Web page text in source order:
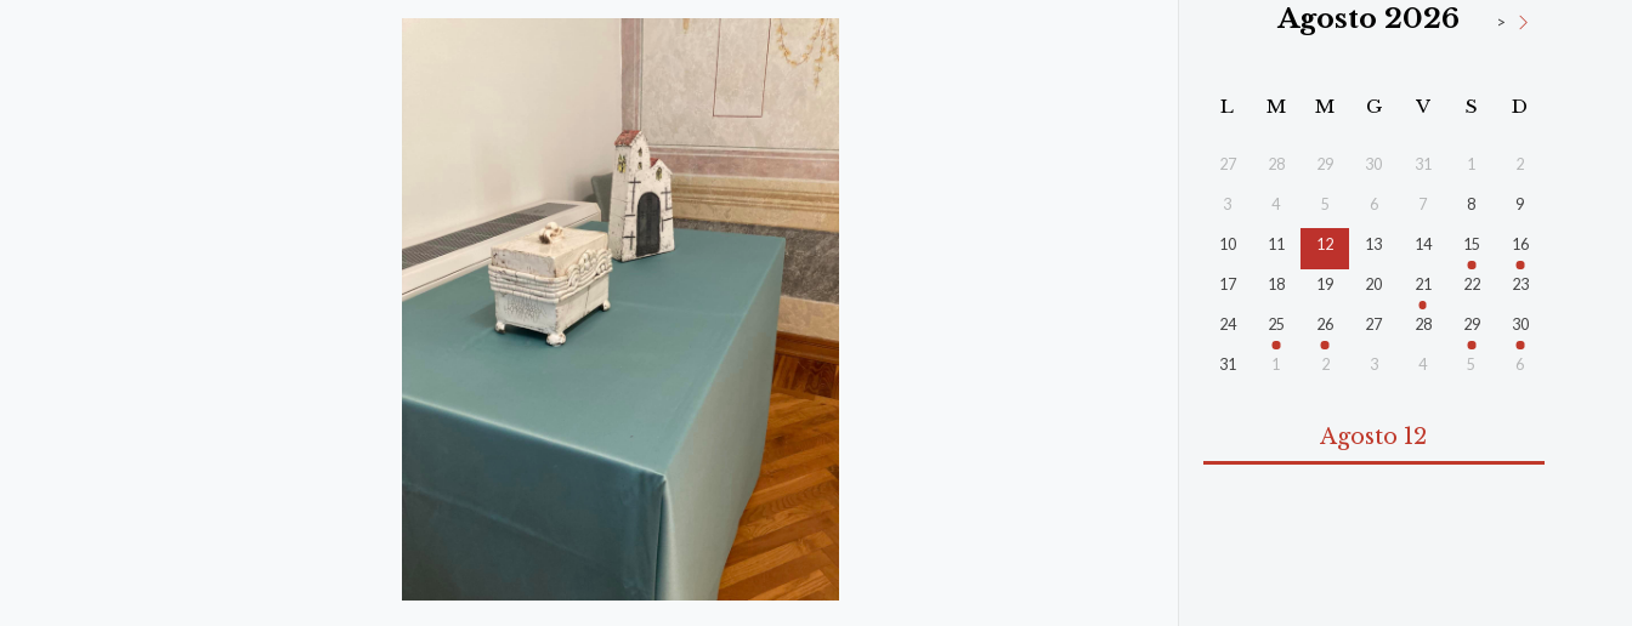
Agosto 2026 >
L M M G V S D
27 28 29 30 31 1 2
3 4 5 6 7 8 9
10 11 12 13 14 15 16
17 18 19 20 21 22 23
24 25 26 27 28 29 30
31 1 2 3 4 5 6
Agosto 12